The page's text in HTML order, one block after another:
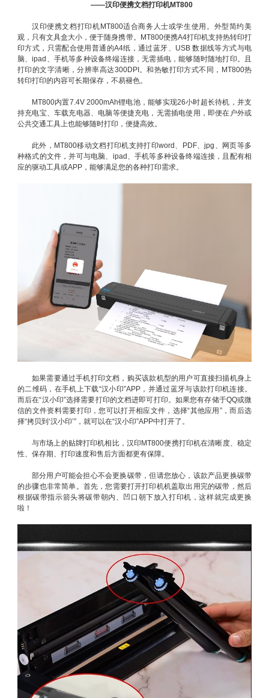
——汉印便携文档打印机MT800
汉印便携文档打印机MT800适合商务人士或学生使用。外型简约美
观，只有文具盒大小，便于随身携带。MT800便携A4打印机支持热转印打
印方式，只需配合使用普通的A4纸，通过蓝牙、USB 数据线等方式与电
脑、ipad、手机等多种设备终端连接，无需插电，能够随时随地打印。且
打印的文字清晰，分辨率高达300DPI。和热敏打印方式不同，MT800热
转印打印的内容可长期保存，不易褪色。
MT800内置7.4V 2000mAh锂电池，能够实现26小时超长待机，并支
持充电宝、车载充电器、电脑等便捷充电，无需插电使用，即便在户外或
公共交通工具上也能够随时打印，便捷高效。
此外，MT800移动文档打印机支持打印word、PDF、jpg、网页等多
种格式的文件，并可与电脑、ipad、手机等多种设备终端连接，且配有相
应的驱动工具或APP，能够满足您的各种打印需求。
如果需要通过手机打印文档，购买该款机型的用户可直接扫描机身上
的二维码，在手机上下载“汉小印”APP，并通过蓝牙与该款打印机连接。
而后在“汉小印”选择需要打印的文档进即可打印。如果您有存储于QQ或微
信的文件资料需要打印，您可以打开相应文件，选择“其他应用”，而后选
择“拷贝到‘汉小印’”，就可以在“汉小印”APP中打开了。
与市场上的贴牌打印机相比，汉印MT800便携打印机在清晰度、稳定
性、保存期、打印速度和售后方面都更有保障。
部分用户可能会担心不会更换碳带，但请您放心，该款产品更换碳带
的步骤也非常简单。首先，您需要打开打印机机盖取出用完的碳带，然后
根据碳带指示箭头将碳带朝内、凹口朝下放入打印机，这样就完成更换
啦！